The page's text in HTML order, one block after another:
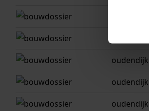
oudendijk
oudendijk
oudendijk